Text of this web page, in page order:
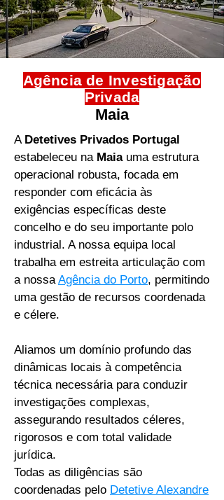
Agência de ​Investigação
Privada
Maia
A Detetives Privados Portugal
estabeleceu na Maia uma estrutura
operacional robusta, focada em
responder com eficácia às
exigências específicas deste
concelho e do seu importante polo
industrial. A nossa equipa local
trabalha em estreita articulação com
a nossaAgência do Porto, permitindo
uma gestão de recursos coordenada
e célere.
Aliamos um domínio profundo das
dinâmicas locais à competência
técnica necessária para conduzir
investigações complexas,
assegurando resultados céleres,
rigorosos e com total validade
jurídica.
Todas as diligências são
coordenadas pelo Detetive Alexandre